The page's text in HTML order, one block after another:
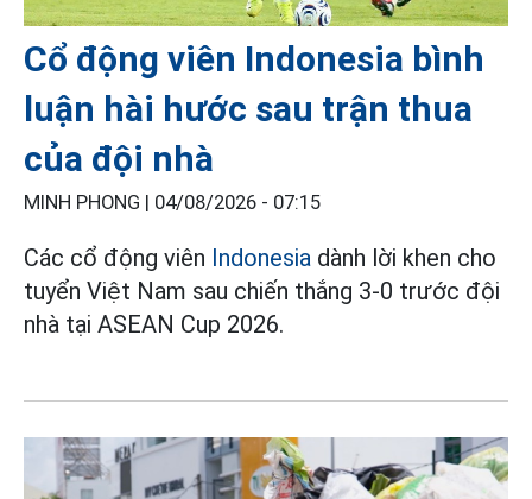
Cổ động viên Indonesia bình
luận hài hước sau trận thua
của đội nhà
MINH PHONG | 04/08/2026 - 07:15
Các cổ động viên Indonesia dành lời khen cho
tuyển Việt Nam sau chiến thắng 3-0 trước đội
nhà tại ASEAN Cup 2026.